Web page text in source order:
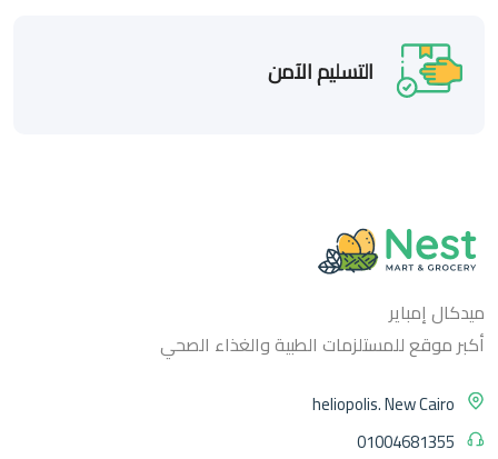
التسليم الآمن
ميدكال إمباير
أكبر موقع للمستلزمات الطبية والغذاء الصحي
heliopolis. New Cairo
01004681355